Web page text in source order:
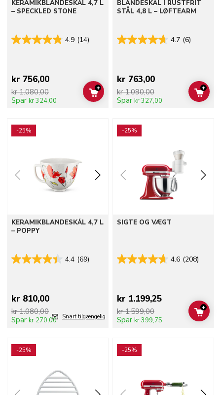
KERAMIKBLANDESKÅL 4,7 L
– SPECKLED STONE
4.9 (14)
kr 756,00
kr 1.080,00
Spar kr 324,00
ADD TO CART
+
BLANDESKÅL I RUSTFRIT
STÅL 4,8 L – LØFTEARM
4.7 (6)
kr 763,00
kr 1.090,00
Spar kr 327,00
ADD
+
-25%
KERAMIKBLANDESKÅL 4,7 L
– POPPY
4.4 (69)
kr 810,00
kr 1.080,00
Spar kr 270,00 Snart tilgængelig
-25%
SIGTE OG VÆGT
4.6 (208)
kr 1.199,25
kr 1.599,00
Spar kr 399,75
ADD
+
-25% -25%